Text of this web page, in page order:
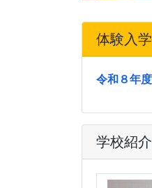
体験入学
令和８年
学校紹